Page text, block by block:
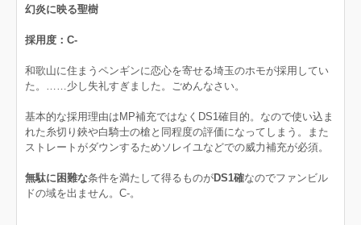
幻炎に映る聖樹
採用度：C-
和歌山に住まうペンギンに恋心を寄せる埼玉のホモが採用してい
た。……少し失礼すぎました。ごめんなさい。
基本的な採用理由はMP補充ではなくDS1確目的。なので使い込ま
れた糸切り鋏や白騎士の槍と同程度の評価になってしまう。また
ストレートがダウンするためソレイユなどでの威力補充が必須。
無駄に困難な条件を満たして得るものがDS1確なのでファンビル
ドの域を出ません。C-。